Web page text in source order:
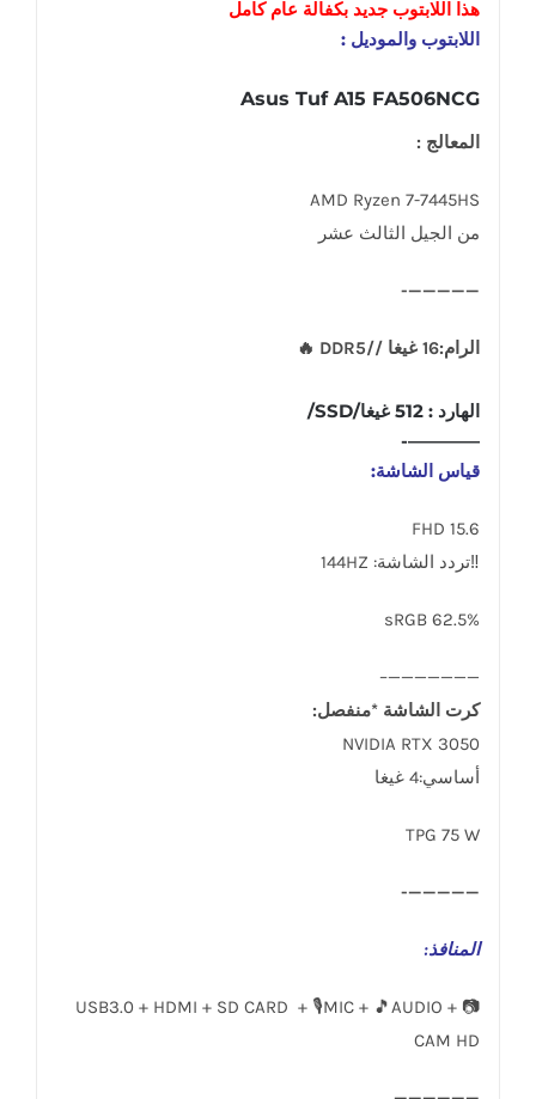
هذا اللابتوب جديد بكفالة عام كامل
اللابتوب والموديل :
Asus Tuf A15 FA506NCG
المعالج :
AMD Ryzen 7-7445HS
من الجيل الثالث عشر
—————-
الرام:16 غيغا //DDR5 🔥
الهارد : 512 غيغا/SSD/
————-
قياس الشاشة:
15.6 FHD
‼تردد الشاشة: 144HZ
sRGB 62.5%
———————–
كرت الشاشة *منفصل:
NVIDIA RTX 3050
أساسي:4 غيغا
TPG 75 W
—————-
المنافذ:
USB3.0 + HDMI + SD CARD + 🎙️MIC + 🎵AUDIO + 📷
CAM HD